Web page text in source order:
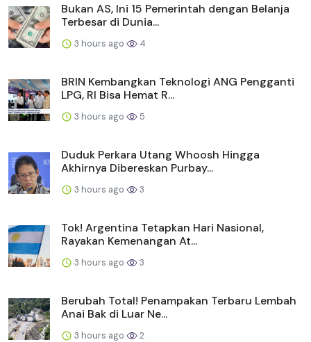
Bukan AS, Ini 15 Pemerintah dengan Belanja
Terbesar di Dunia...
3 hours ago 4
BRIN Kembangkan Teknologi ANG Pengganti
LPG, RI Bisa Hemat R...
3 hours ago 5
Duduk Perkara Utang Whoosh Hingga
Akhirnya Dibereskan Purbay...
3 hours ago 3
Tok! Argentina Tetapkan Hari Nasional,
Rayakan Kemenangan At...
3 hours ago 3
Berubah Total! Penampakan Terbaru Lembah
Anai Bak di Luar Ne...
3 hours ago 2